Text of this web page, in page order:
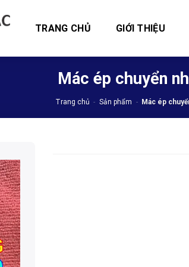
TRANG CHỦ GIỚI THIỆU
Mác ép chuyển
Trang chủ - Sản phẩm - Mác ép